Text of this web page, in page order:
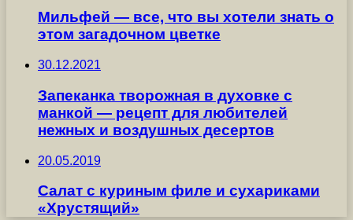
Мильфей — все, что вы хотели знать о
этом загадочном цветке
30.12.2021
Запеканка творожная в духовке с
манкой — рецепт для любителей
нежных и воздушных десертов
20.05.2019
Салат с куриным филе и сухариками
«Хрустящий»